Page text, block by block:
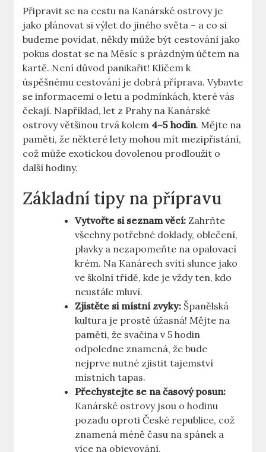
Připravit se na cestu na Kanárské ostrovy je
jako plánovat si výlet do jiného světa – a co si
budeme povídat, někdy může být cestování jako
pokus dostat se na Měsíc s prázdným účtem na
kartě. Není důvod panikařit! Klíčem k
úspěšnému cestování je dobrá příprava. Vybavte
se informacemi o letu a podmínkách, které vás
čekají. Například, let z Prahy na Kanárské
ostrovy většinou trvá kolem 4–5 hodin. Mějte na
paměti, že některé lety mohou mít mezipřistání,
což může exotickou dovolenou prodloužit o
další hodiny.
Základní tipy na přípravu
Vytvořte si seznam věcí: Zahrňte
všechny potřebné doklady, oblečení,
plavky a nezapomeňte na opalovací
krém. Na Kanárech svítí slunce jako
ve školní třídě, kde je vždy ten, kdo
neustále mluví.
Zjistěte si místní zvyky: Španělská
kultura je prostě úžasná! Mějte na
paměti, že svačina v 5 hodin
odpoledne znamená, že bude
nejprve nutné zjistit tajemství
místních tapas.
Přechystejte se na časový posun:
Kanárské ostrovy jsou o hodinu
pozadu oproti České republice, což
znamená méně času na spánek a
více na objevování.